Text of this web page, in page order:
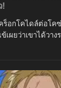
!
ร็อกโคไดล์ต่อโค
เผยว่าเขาได้วา